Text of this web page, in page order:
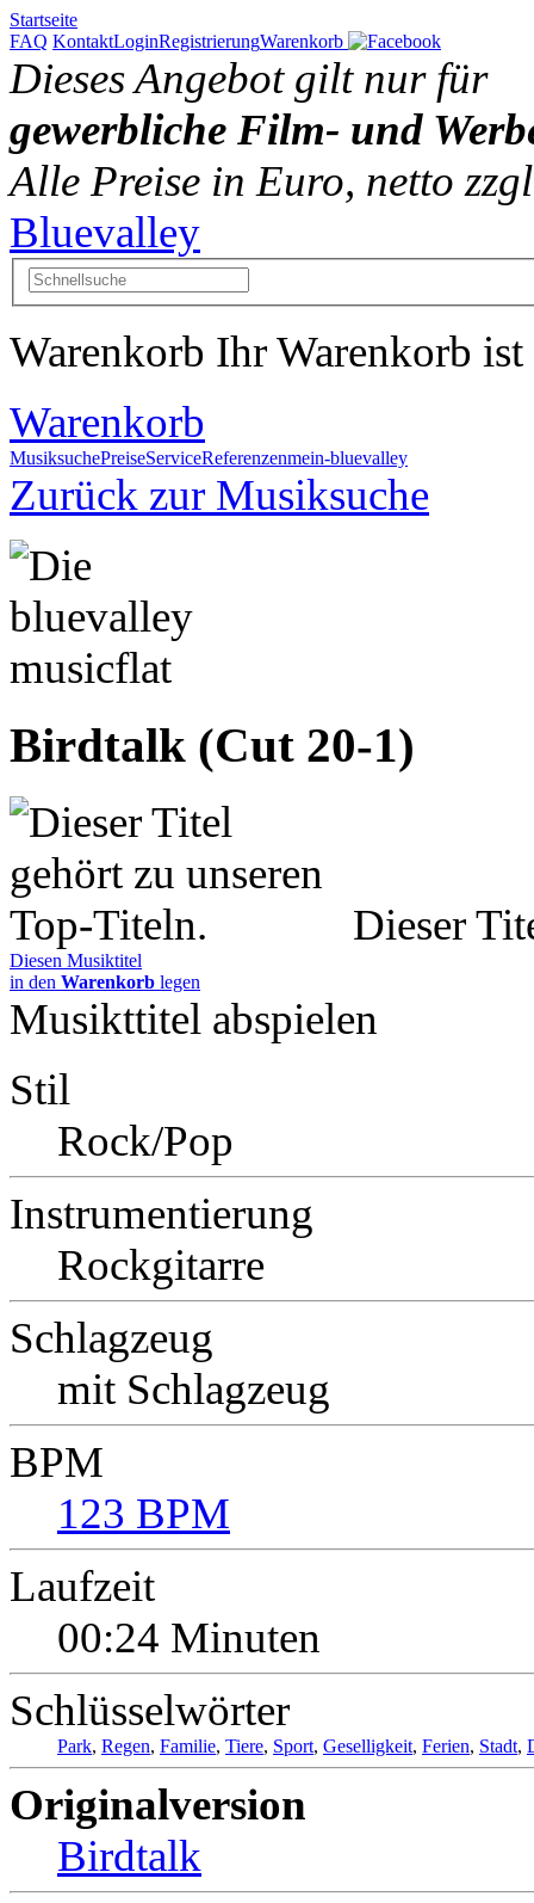
Startseite
FAQ KontaktLoginRegistrierungWarenkorb
Dieses Angebot gilt nur für
gewerbliche Film- und
Alle Preise in Euro, netto
Bluevalley
Warenkorb Ihr Warenkorb ist
Warenkorb
MusiksuchePreiseServiceReferenzenmein-bluevalley
Zurück zur Musiksuche
Birdtalk (Cut 20-1)
Dieser
Diesen Musiktitel
in den Warenkorb legen
Musikttitel abspielen
Stil
Rock/Pop
Instrumentierung
Rockgitarre
Schlagzeug
mit Schlagzeug
BPM
123 BPM
Laufzeit
00:24 Minuten
Schlüsselwörter
Park, Regen, Familie, Tiere, Sport, Geselligkeit, Ferien, Stadt,
Originalversion
Birdtalk